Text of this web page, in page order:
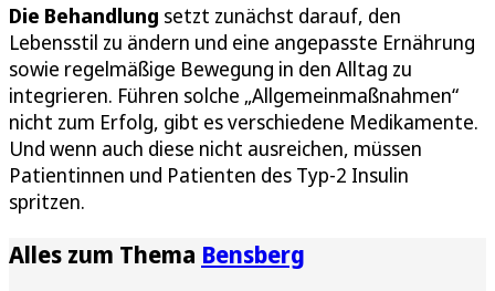
Die Behandlung setzt zunächst darauf, den
Lebensstil zu ändern und eine angepasste Ernährung
sowie regelmäßige Bewegung in den Alltag zu
integrieren. Führen solche „Allgemeinmaßnahmen“
nicht zum Erfolg, gibt es verschiedene Medikamente.
Und wenn auch diese nicht ausreichen, müssen
Patientinnen und Patienten des Typ-2 Insulin
spritzen.
Alles zum Thema Bensberg